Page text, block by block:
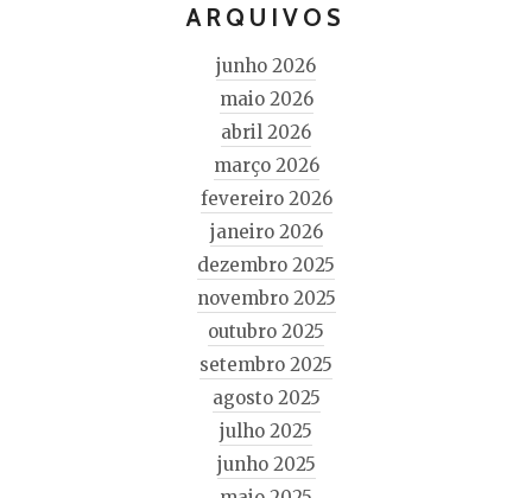
ARQUIVOS
junho 2026
maio 2026
abril 2026
março 2026
fevereiro 2026
janeiro 2026
dezembro 2025
novembro 2025
outubro 2025
setembro 2025
agosto 2025
julho 2025
junho 2025